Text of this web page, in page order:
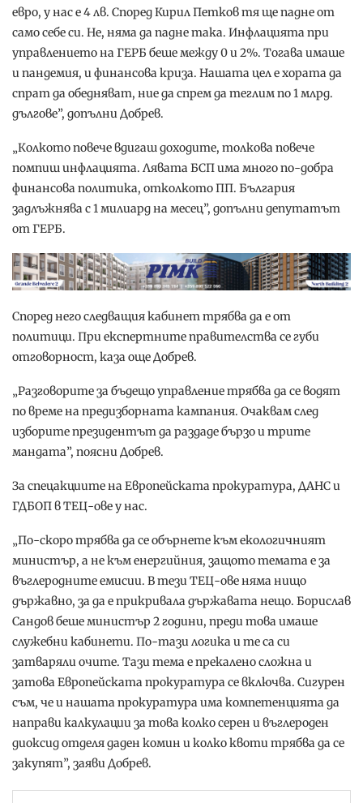
евро, у нас е 4 лв. Според Кирил Петков тя ще падне от
само себе си. Не, няма да падне така. Инфлацията при
управлението на ГЕРБ беше между 0 и 2%. Тогава имаше
и пандемия, и финансова криза. Нашата цел е хората да
спрат да обедняват, ние да спрем да теглим по 1 млрд.
дългове”, допълни Добрев.
„Колкото повече вдигаш доходите, толкова повече
помпиш инфлацията. Лявата БСП има много по-добра
финансова политика, отколкото ПП. България
задлъжнява с 1 милиард на месец”, допълни депутатът
от ГЕРБ.
Според него следващия кабинет трябва да е от
политици. При експертните правителства се губи
отговорност, каза още Добрев.
„Разговорите за бъдещо управление трябва да се водят
по време на предизборната кампания. Очаквам след
изборите президентът да раздаде бързо и трите
мандата”, поясни Добрев.
За спецакциите на Европейската прокуратура, ДАНС и
ГДБОП в ТЕЦ-ове у нас.
„По-скоро трябва да се обърнете към екологичният
министър, а не към енергийния, защото темата е за
въглеродните емисии. В тези ТЕЦ-ове няма нищо
държавно, за да е прикривала държавата нещо. Борислав
Сандов беше министър 2 години, преди това имаше
служебни кабинети. По-тази логика и те са си
затваряли очите. Тази тема е прекалено сложна и
затова Европейската прокуратура се включва. Сигурен
съм, че и нашата прокуратура има компетенцията да
направи калкулации за това колко серен и въглероден
диоксид отделя даден комин и колко квоти трябва да се
закупят”, заяви Добрев.